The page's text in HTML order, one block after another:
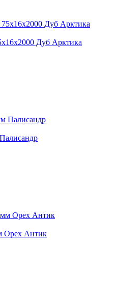
Дуб Арктика
Орех Антик